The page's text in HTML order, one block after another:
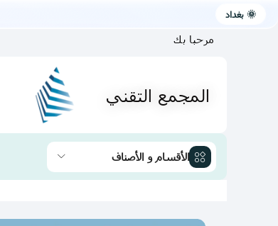
🌞 بغداد
مرحبا بك
المجمع التقني
الأقسام و الأصناف